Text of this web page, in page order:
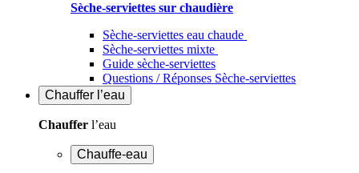
Sèche-serviettes sur chaudière
Sèche-serviettes eau chaude
Sèche-serviettes mixte
Guide sèche-serviettes
Questions / Réponses Sèche-serviettes
Chauffer l’eau
Chauffer l’eau
Chauffe-eau